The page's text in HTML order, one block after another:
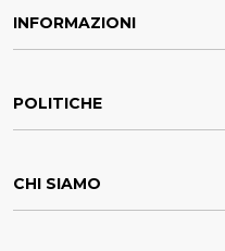
INFORMAZIONI
POLITICHE
CHI SIAMO